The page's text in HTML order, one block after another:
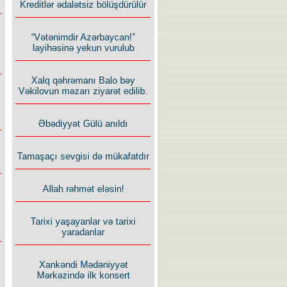
Kreditlər ədalətsiz bölüşdürülür
“Vətənimdir Azərbaycan!”
layihəsinə yekun vurulub
Xalq qəhrəmanı Balo bəy
Vəkilovun məzarı ziyarət edilib.
Əbədiyyət Gülü anıldı
Tamaşaçı sevgisi də mükafatdır
Allah rəhmət eləsin!
Tarixi yaşayanlar və tarixi
yaradanlar
Xankəndi Mədəniyyət
Mərkəzində ilk konsert